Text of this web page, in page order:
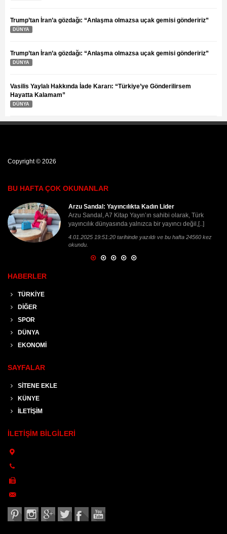
Trump’tan İran’a gözdağı: “Anlaşma olmazsa uçak gemisi göndeririz”
DÜNYA
Trump’tan İran’a gözdağı: “Anlaşma olmazsa uçak gemisi göndeririz”
DÜNYA
Vasilis Yaylalı Hakkında İade Kararı: “Türkiye’ye Gönderilirsem
Hayatta Kalamam”
DÜNYA
Copyright © 2026
BU HAFTA ÇOK OKUNANLAR
Adaletin Gölgesinde Bir Ömür: İlhan Sami Çomak
Bazen bir ömür, adaletin en karanlık köşelerinde
geçer. Şair İlhan Sami Çomak'ın hikâyesi, yalnızca
16.12.2024 13:20:00 tarihinde yazıldı ve bu hafta 22251
TÜRKİYE
KÜNYE